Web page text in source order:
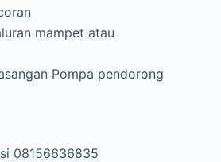
mampet atau
Pompa pendorong
08156636835